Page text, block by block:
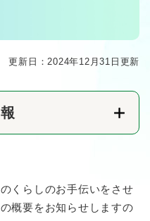
更新日：2024年12月31日更新
くらしのお手伝いをさせ
概要をお知らせしますの